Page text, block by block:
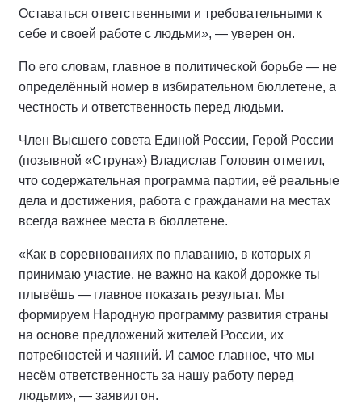
Оставаться ответственными и требовательными к
себе и своей работе с людьми», — уверен он.
По его словам, главное в политической борьбе — не
определённый номер в избирательном бюллетене, а
честность и ответственность перед людьми.
Член Высшего совета Единой России, Герой России
(позывной «Струна») Владислав Головин отметил,
что содержательная программа партии, её реальные
дела и достижения, работа с гражданами на местах
всегда важнее места в бюллетене.
«Как в соревнованиях по плаванию, в которых я
принимаю участие, не важно на какой дорожке ты
плывёшь — главное показать результат. Мы
формируем Народную программу развития страны
на основе предложений жителей России, их
потребностей и чаяний. И самое главное, что мы
несём ответственность за нашу работу перед
людьми», — заявил он.